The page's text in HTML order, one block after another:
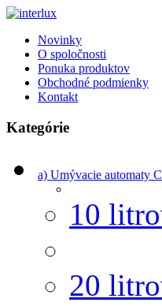
Novinky
O spoločnosti
Ponuka produktov
Obchodné podmienky
Kontakt
Kategórie
a) Umývacie automaty
10
20